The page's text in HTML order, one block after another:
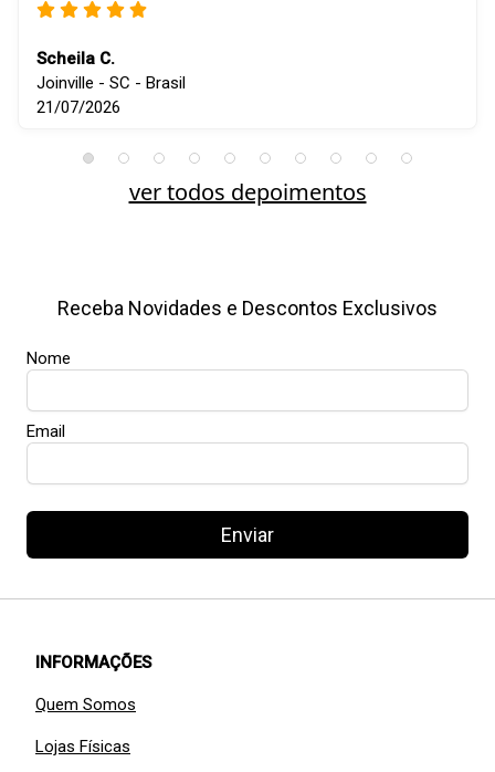
Scheila C.
Joinville - SC - Brasil
21/07/2026
ver todos depoimentos
Receba Novidades e Descontos Exclusivos
Nome
Email
Enviar
INFORMAÇÕES
Quem Somos
Lojas Físicas